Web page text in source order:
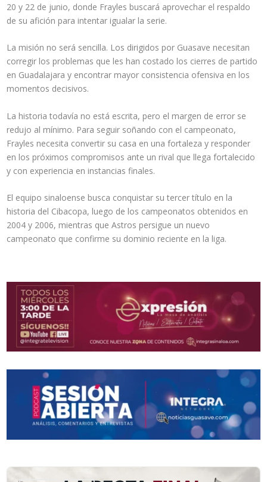
20 y 22 de junio, donde Frayles buscará aprovechar el respaldo
de su afición para intentar igualar la serie.
La misión no será sencilla. Los dirigidos por Guasave necesitan
corregir los problemas que les han costado los cierres de partido
en Guadalajara y encontrar mayor consistencia ofensiva en los
momentos decisivos.
La historia todavía no está escrita, pero el margen de error se
redujo al mínimo. Para seguir soñando con el campeonato,
Frayles necesita convertir su casa en una fortaleza y responder
en los próximos compromisos ante un rival que llega fortalecido
y con experiencia en instancias finales.
El equipo sinaloense busca conquistar su tercer título en la
historia del Cibacopa, luego de los campeonatos obtenidos en
2004 y 2006, mientras que Astros persigue un nuevo
campeonato que confirme su dominio reciente en la liga.